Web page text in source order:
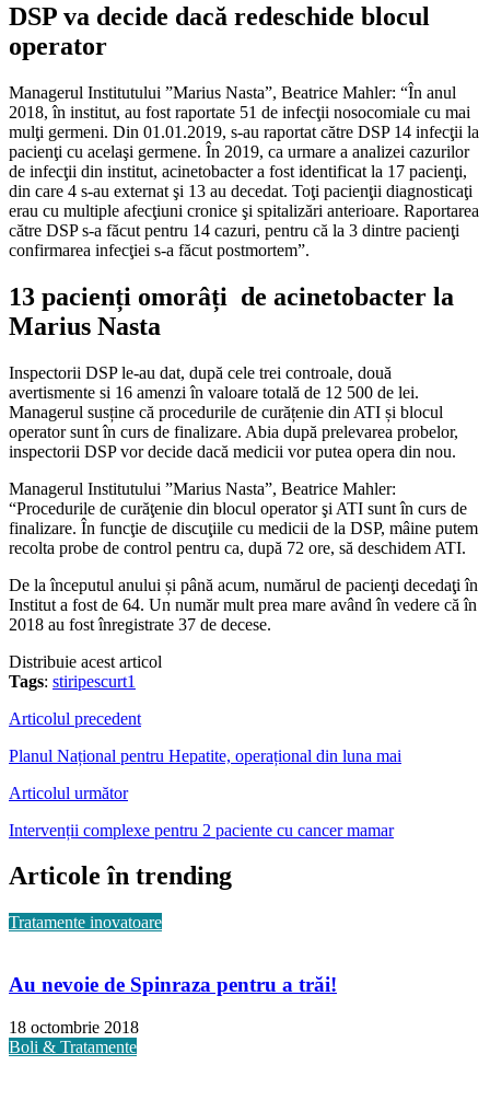
DSP va decide dacă redeschide blocul
operator
Managerul Institutului ”Marius Nasta”, Beatrice Mahler: “În anul
2018, în institut, au fost raportate 51 de infecţii nosocomiale cu mai
mulţi germeni. Din 01.01.2019, s-au raportat către DSP 14 infecţii la
pacienţi cu acelaşi germene. În 2019, ca urmare a analizei cazurilor
de infecţii din institut, acinetobacter a fost identificat la 17 pacienţi,
din care 4 s-au externat şi 13 au decedat. Toţi pacienţii diagnosticaţi
erau cu multiple afecţiuni cronice şi spitalizări anterioare. Raportarea
către DSP s-a făcut pentru 14 cazuri, pentru că la 3 dintre pacienţi
confirmarea infecţiei s-a făcut postmortem”.
13 pacienți omorâți de acinetobacter la
Marius Nasta
Inspectorii DSP le-au dat, după cele trei controale, două
avertismente si 16 amenzi în valoare totală de 12 500 de lei.
Managerul susține că procedurile de curățenie din ATI și blocul
operator sunt în curs de finalizare. Abia după prelevarea probelor,
inspectorii DSP vor decide dacă medicii vor putea opera din nou.
Managerul Institutului ”Marius Nasta”, Beatrice Mahler:
“Procedurile de curăţenie din blocul operator şi ATI sunt în curs de
finalizare. În funcţie de discuţiile cu medicii de la DSP, mâine putem
recolta probe de control pentru ca, după 72 ore, să deschidem ATI.
De la începutul anului și până acum, numărul de pacienţi decedaţi în
Institut a fost de 64. Un număr mult prea mare având în vedere că în
2018 au fost înregistrate 37 de decese.
Distribuie acest articol
Tags: stiripescurt1
Articolul precedent
Planul Național pentru Hepatite, operațional din luna mai
Articolul următor
Intervenții complexe pentru 2 paciente cu cancer mamar
Articole în trending
Tratamente inovatoare
Au nevoie de Spinraza pentru a trăi!
18 octombrie 2018
Boli & Tratamente